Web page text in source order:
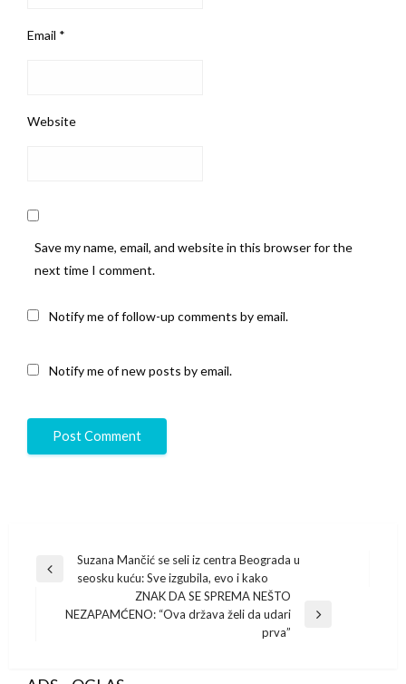
Email *
Website
Save my name, email, and website in this browser for the
next time I comment.
Notify me of follow-up comments by email.
Notify me of new posts by email.
Post
navigation
Previous
Suzana Mančić se seli iz centra Beograda u
seosku kuću: Sve izgubila, evo i kako
Next
ZNAK DA SE SPREMA NEŠTO
NEZAPAMĆENO: “Ova država želi da udari
prva”